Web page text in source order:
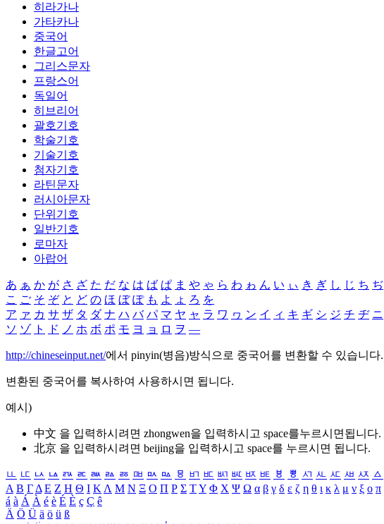
히라가나
가타카나
중국어
한글고어
그리스문자
프랑스어
독일어
히브리어
괄호기호
학술기호
기술기호
첨자기호
라틴문자
러시아문자
단위기호
일반기호
로마자
아랍어
あ ぁ か が さ ざ た だ な は ば ぱ ま や ゃ ら わ ゎ ん い ぃ き ぎ し じ ち ぢ
こ ご そ ぞ と ど の ほ ぼ ぽ も よ ょ ろ を
ア ァ カ サ ザ タ ダ ナ ハ バ パ マ ヤ ャ ラ ワ ヮ ン イ ィ キ ギ シ ジ チ ヂ ニ
ソ ゾ ト ド ノ ホ ボ ポ モ ヨ ョ ロ ヲ ―
http://chineseinput.net/에서 pinyin(병음)방식으로 중국어를 변환할 수 있습니다.
변환된 중국어를 복사하여 사용하시면 됩니다.
예시)
中文 을 입력하시려면 zhongwen을 입력하시고 space를누르시면됩니다.
北京 을 입력하시려면 beijing을 입력하시고 space를 누르시면 됩니다.
ㅥ ㅦ ㅧ ㅨ ㅩ ㅪ ㅫ ㅬ ㅭ ㅮ ㅯ ㅰ ㅱ ㅲ ㅳ ㅴ ㅵ ㅶ ㅷ ㅸ ㅹ ㅺ ㅻ ㅼ ㅽ ㅾ ㅿ
Α Β ΓΔ Ε Ζ Η Θ Ι ΚΛ Μ Ν Ξ Ο Π Ρ Σ ΤΥ Φ Χ Ψ Ω α β γ δ ε ζ η θ ι κ λ μ ν ξ ο π
á à Á À é è É È ç Ç ê
Ä Ö Ü ä ö ü ß